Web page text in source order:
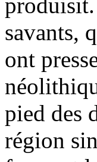
produisit.
savants,
ont
pied des
région